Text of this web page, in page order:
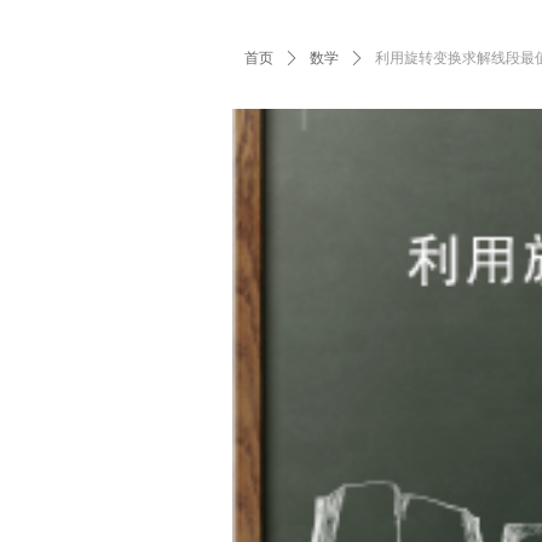
首页 ꄲ 数学 ꄲ 利用旋转变换求解线段最